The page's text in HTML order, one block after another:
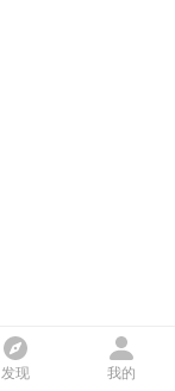
发现 我的